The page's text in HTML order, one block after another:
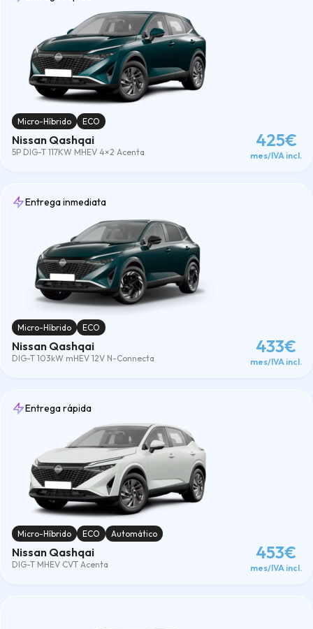
(6)
Micro-Híbrido ECO
Nissan Qashqai
5P DIG-T 117KW MHEV 4×2 Acenta
425€
mes/IVA incl.
Entrega inmediata
Micro-Híbrido ECO
Nissan Qashqai
DIG-T 103kW mHEV 12V N-Connecta
433€
mes/IVA incl.
Entrega rápida
Micro-Híbrido ECO Automático
Nissan Qashqai
DIG-T MHEV CVT Acenta
453€
mes/IVA incl.